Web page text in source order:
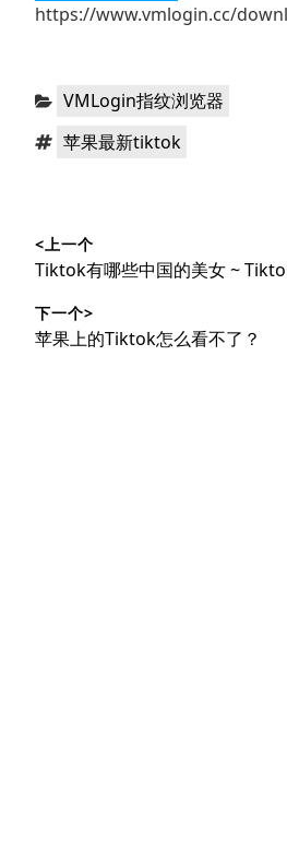
https://www.vmlogin.cc/
分 VMLogin指纹浏览器
标 苹果最新tiktok
章
导
航
<上一个
上
文
章：
Tiktok有哪些中国的美女 ~
下一个>
下
苹果上的Tiktok怎么看不了？